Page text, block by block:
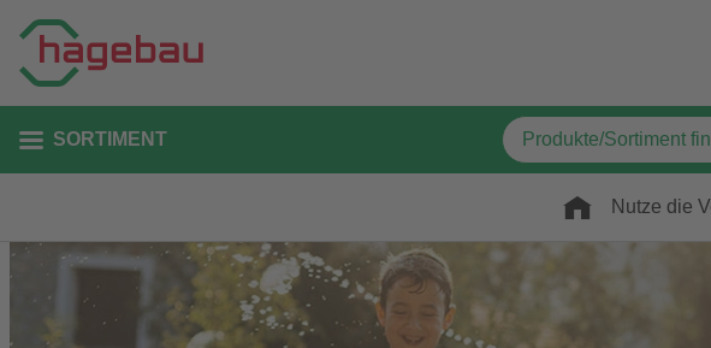
SORTIMENT
Nutze die